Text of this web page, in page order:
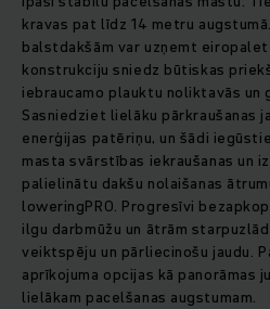
kravas pat līdz 14 metru
balstdakšām var uzņemt
konstrukciju sniedz būtiskas
iebraucamo plauktu noliktavās un
Sasniedziet lielāku pārkraušanas
enerģijas patēriņu, un šādi
masta svārstības iekraušanas un
palielinātu dakšu nolaišanas
loweringPRO. Progresīvi
ilgu darbmūžu un ātrām
veiktspēju un pārliecinošu jaudu.
aprīkojuma opcijas kā panorāmas
lielākam pacelšanas augstumam.